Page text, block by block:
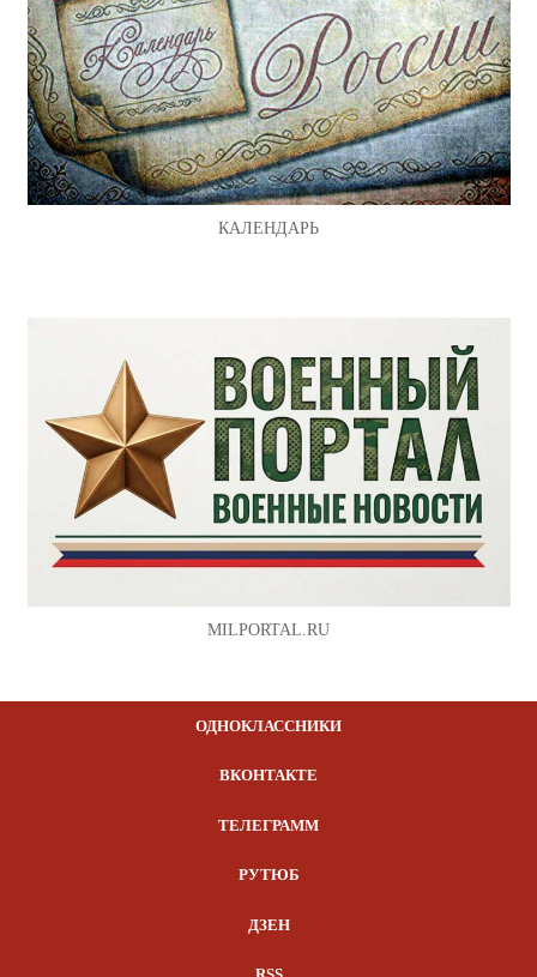
КАЛЕНДАРЬ
MILPORTAL.RU
ОДНОКЛАССНИКИ
ВКОНТАКТЕ
ТЕЛЕГРАММ
РУТЮБ
ДЗЕН